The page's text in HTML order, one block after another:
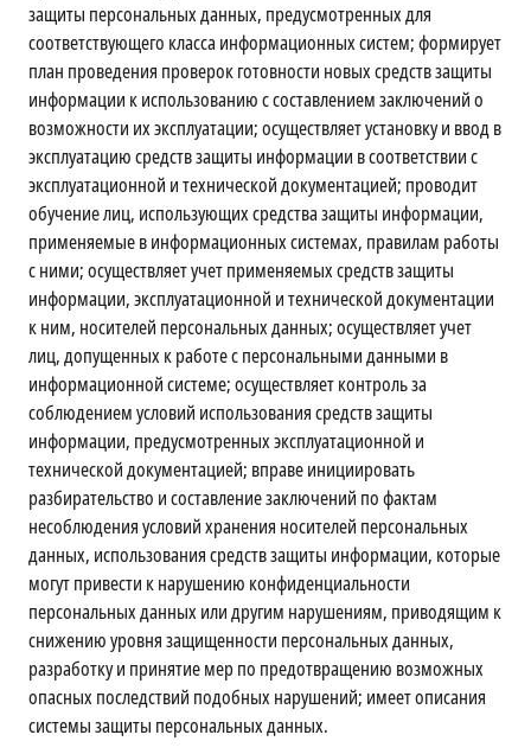
защиты персональных данных, предусмотренных для
соответствующего класса информационных систем; формирует
план проведения проверок готовности новых средств защиты
информации к использованию с составлением заключений о
возможности их эксплуатации; осуществляет установку и ввод в
эксплуатацию средств защиты информации в соответствии с
эксплуатационной и технической документацией; проводит
обучение лиц, использующих средства защиты информации,
применяемые в информационных системах, правилам работы
с ними; осуществляет учет применяемых средств защиты
информации, эксплуатационной и технической документации
к ним, носителей персональных данных; осуществляет учет
лиц, допущенных к работе с персональными данными в
информационной системе; осуществляет контроль за
соблюдением условий использования средств защиты
информации, предусмотренных эксплуатационной и
технической документацией; вправе инициировать
разбирательство и составление заключений по фактам
несоблюдения условий хранения носителей персональных
данных, использования средств защиты информации, которые
могут привести к нарушению конфиденциальности
персональных данных или другим нарушениям, приводящим к
снижению уровня защищенности персональных данных,
разработку и принятие мер по предотвращению возможных
опасных последствий подобных нарушений; имеет описания
системы защиты персональных данных.